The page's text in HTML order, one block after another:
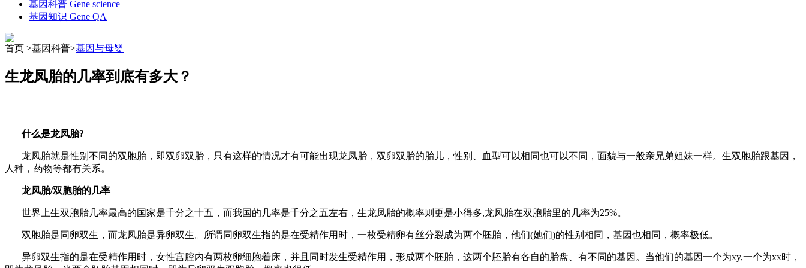
基因科普 Gene science
基因知识 Gene QA
首页 >基因科普>基因与母婴
生龙凤胎的几率到底有多大？
什么是龙凤胎?
龙凤胎就是性别不同的双胞胎，即双卵双胎，只有这样的情况才有可能出现龙凤胎，双卵双胎的胎儿，性别、血型可以相同也可以不同，面貌与一般亲兄弟姐妹一样。生双胞胎跟基因，
人种，药物等都有关系。
龙凤胎/双胞胎的几率
世界上生双胞胎几率最高的国家是千分之十五，而我国的几率是千分之五左右，生龙凤胎的概率则更是小得多,龙凤胎在双胞胎里的几率为25%。
双胞胎是同卵双生，而龙凤胎是异卵双生。所谓同卵双生指的是在受精作用时，一枚受精卵有丝分裂成为两个胚胎，他们(她们)的性别相同，基因也相同，概率极低。
异卵双生指的是在受精作用时，女性宫腔内有两枚卵细胞着床，并且同时发生受精作用，形成两个胚胎，这两个胚胎有各自的胎盘、有不同的基因。当他们的基因一个为xy,一个为xx时，